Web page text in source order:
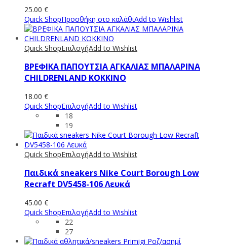
25.00 €
Quick ShopΠροσθήκη στο καλάθιAdd to Wishlist
Quick ShopΕπιλογήAdd to Wishlist
ΒΡΕΦΙΚΑ ΠΑΠΟΥΤΣΙΑ ΑΓΚΑΛΙΑΣ ΜΠΑΛΑΡΙΝΑ
CHILDRENLAND ΚΟΚΚΙΝΟ
18.00 €
Quick ShopΕπιλογήAdd to Wishlist
18
19
Quick ShopΕπιλογήAdd to Wishlist
Παιδικά sneakers Nike Court Borough Low
Recraft DV5458-106 Λευκά
45.00 €
Quick ShopΕπιλογήAdd to Wishlist
22
27